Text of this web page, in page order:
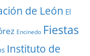
de León El
Encinedo Fiestas
Instituto de